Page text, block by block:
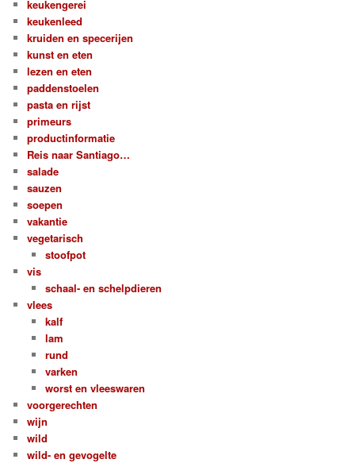
keukengerei
keukenleed
kruiden en specerijen
kunst en eten
lezen en eten
paddenstoelen
pasta en rijst
primeurs
productinformatie
Reis naar Santiago…
salade
sauzen
soepen
vakantie
vegetarisch
stoofpot
vis
schaal- en schelpdieren
vlees
kalf
lam
rund
varken
worst en vleeswaren
voorgerechten
wijn
wild
wild- en gevogelte